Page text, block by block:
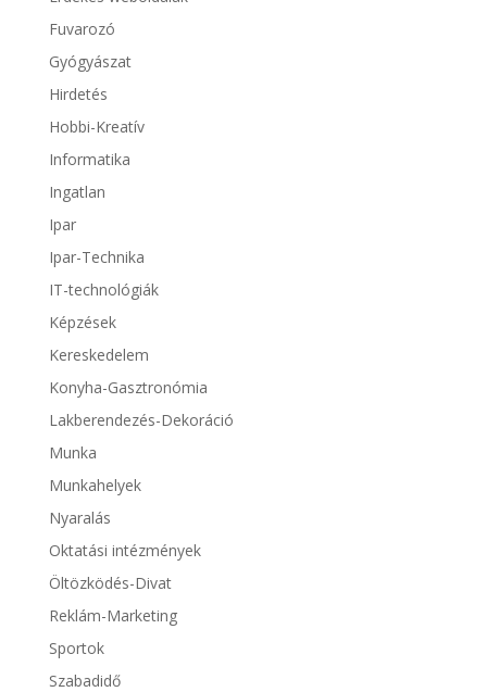
Fuvarozó
Gyógyászat
Hirdetés
Hobbi-Kreatív
Informatika
Ingatlan
Ipar
Ipar-Technika
IT-technológiák
Képzések
Kereskedelem
Konyha-Gasztronómia
Lakberendezés-Dekoráció
Munka
Munkahelyek
Nyaralás
Oktatási intézmények
Öltözködés-Divat
Reklám-Marketing
Sportok
Szabadidő